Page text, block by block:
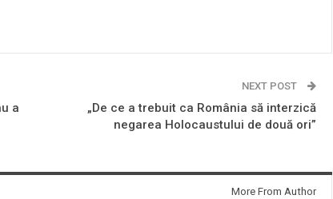
a
NEXT POST
„De ce a trebuit ca România să interzică
negarea Holocaustului de două ori”
More From Author